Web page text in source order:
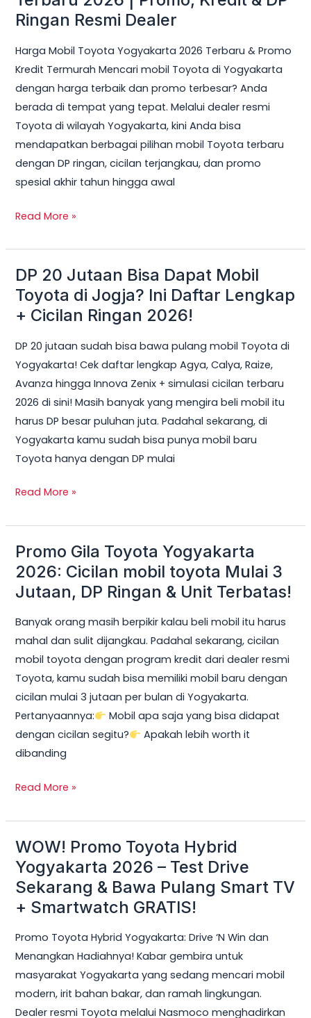
Ringan Resmi Dealer
Harga Mobil Toyota Yogyakarta 2026 Terbaru & Promo
Kredit Termurah Mencari mobil Toyota di Yogyakarta
dengan harga terbaik dan promo terbesar? Anda
berada di tempat yang tepat. Melalui dealer resmi
Toyota di wilayah Yogyakarta, kini Anda bisa
mendapatkan berbagai pilihan mobil Toyota terbaru
dengan DP ringan, cicilan terjangkau, dan promo
spesial akhir tahun hingga awal
Toyota
Terbaru
2026
|
Promo,
Kredit
&
DP
Ringan
Dealer
Read More »
DP 20 Jutaan Bisa Dapat Mobil
Toyota di Jogja? Ini Daftar Lengkap
+ Cicilan Ringan 2026!
DP 20 jutaan sudah bisa bawa pulang mobil Toyota di
Yogyakarta! Cek daftar lengkap Agya, Calya, Raize,
Avanza hingga Innova Zenix + simulasi cicilan terbaru
2026 di sini! Masih banyak yang mengira beli mobil itu
harus DP besar puluhan juta. Padahal sekarang, di
Yogyakarta kamu sudah bisa punya mobil baru
Toyota hanya dengan DP mulai
DP
20
Jutaan
Dapat
Mobil
Toyota
di
Jogja?
Ini
Daftar
+
2026!
Read More »
Promo Gila Toyota Yogyakarta
2026: Cicilan mobil toyota Mulai 3
Jutaan, DP Ringan & Unit Terbatas!
Banyak orang masih berpikir kalau beli mobil itu harus
mahal dan sulit dijangkau. Padahal sekarang, cicilan
mobil toyota dengan program kredit dari dealer resmi
Toyota, kamu sudah bisa memiliki mobil baru dengan
cicilan mulai 3 jutaan per bulan di Yogyakarta.
Pertanyaannya:
Mobil apa saja yang bisa didapat
dengan cicilan segitu?
Apakah lebih worth it
dibanding
Promo
Gila
Toyota
2026:
Cicilan
mobil
toyota
Mulai
3
Jutaan,
DP
&
Read More »
WOW! Promo Toyota Hybrid
Yogyakarta 2026 – Test Drive
Sekarang & Bawa Pulang Smart TV
+ Smartwatch GRATIS!
Promo Toyota Hybrid Yogyakarta: Drive ‘N Win dan
Menangkan Hadiahnya! Kabar gembira untuk
masyarakat Yogyakarta yang sedang mencari mobil
modern, irit bahan bakar, dan ramah lingkungan.
Dealer resmi Toyota melalui Nasmoco menghadirkan
WOW!
Promo
Toyota
Hybrid
2026
–
Test
Drive
Sekarang